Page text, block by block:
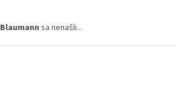
Blaumann sa nenašli...